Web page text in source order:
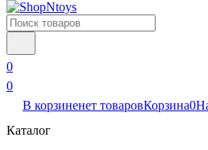
0
0
В корзиненет товаровКорзина0
Каталог